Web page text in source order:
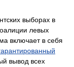
выборах в
левых
включает в себя
вывод всех